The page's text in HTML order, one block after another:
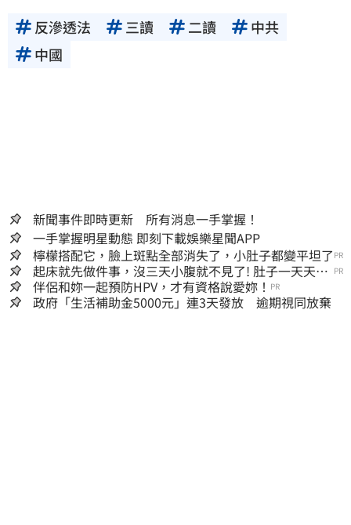
反滲透法 三讀 二讀
中共
中國
新聞事件即時更新 所有消息一手掌握！
一手掌握明星動態 即刻下載娛樂星聞APP
檸檬搭配它，臉上斑點全部消失了，小肚子都變平坦了 PR
起床就先做件事，沒三天小腹就不見了! 肚子一天天變
小！
PR
伴侶和妳一起預防HPV，才有資格說愛妳！ PR
政府「生活補助金5000元」連3天發放 逾期視同放棄